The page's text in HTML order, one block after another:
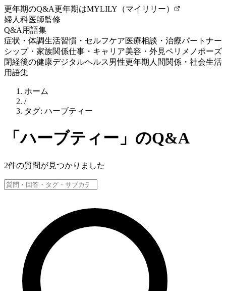
更年期のQ&A更年期はMYLILY（マイリリー）
婦人科医師監修
Q&A 用語集
症状・体調生活習慣・セルフケア医療相談・治療パートナー
シップ・家族関係仕事・キャリア美容・外見ペリメノポーズ
閉経後の健康デジタルヘルス男性更年期 人間関係・社会生活
用語集
ホーム
/
タグ: ハーブティー
「ハーブティー 」のQ&A
2件の質問が見つかりました